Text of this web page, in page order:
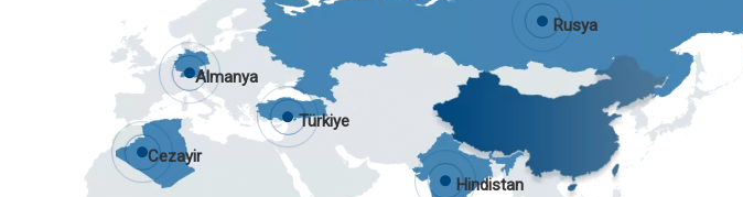
Rusya
Cezayir
Hindistan
Almanya
Türkiye